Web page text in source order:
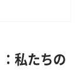
私たちの